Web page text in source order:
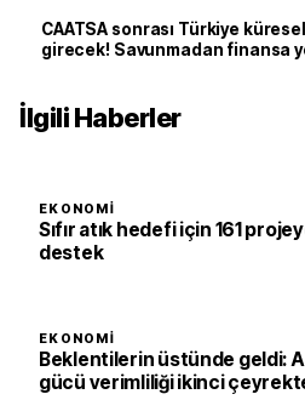
CAATSA sonrası Türkiye
girecek! Savunmadan finansa
İlgili Haberler
EKONOMI
Sıfır atık hedefi için 161
destek
EKONOMI
Beklentilerin üstünde geldi:
gücü verimliliği ikinci